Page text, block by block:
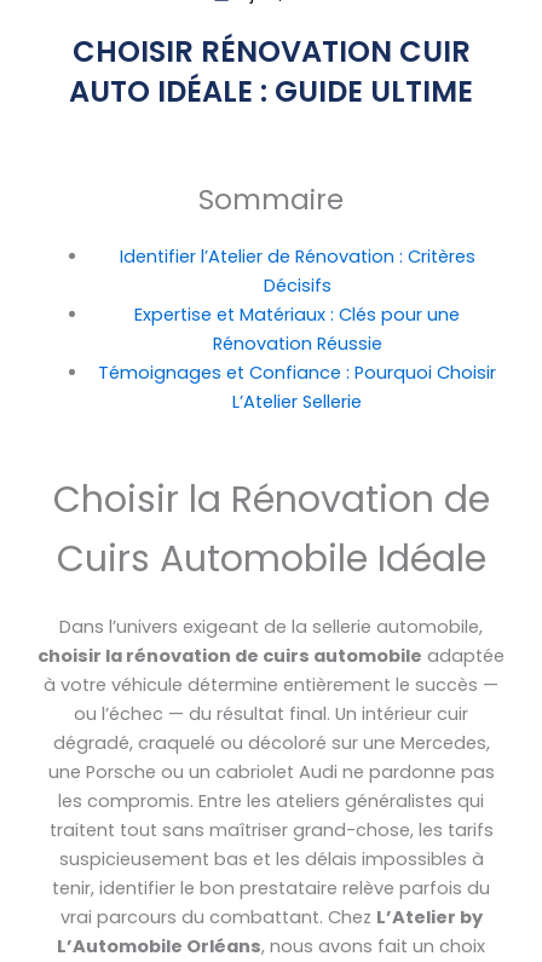
CHOISIR RÉNOVATION CUIR
AUTO IDÉALE : GUIDE ULTIME
Sommaire
Identifier l’Atelier de Rénovation : Critères
Décisifs
Expertise et Matériaux : Clés pour une
Rénovation Réussie
Témoignages et Confiance : Pourquoi Choisir
L’Atelier Sellerie
Choisir la Rénovation de
Cuirs Automobile Idéale
Dans l’univers exigeant de la sellerie automobile,
choisir la rénovation de cuirs automobile adaptée
à votre véhicule détermine entièrement le succès —
ou l’échec — du résultat final. Un intérieur cuir
dégradé, craquelé ou décoloré sur une Mercedes,
une Porsche ou un cabriolet Audi ne pardonne pas
les compromis. Entre les ateliers généralistes qui
traitent tout sans maîtriser grand-chose, les tarifs
suspicieusement bas et les délais impossibles à
tenir, identifier le bon prestataire relève parfois du
vrai parcours du combattant. Chez L’Atelier by
L’Automobile Orléans, nous avons fait un choix